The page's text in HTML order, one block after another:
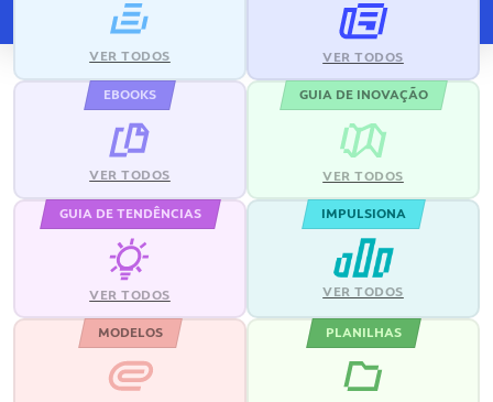
VER TODOS VER TODOS
EBOOKS
VER TODOS
GUIA DE INOVAÇÃO
VER TODOS
GUIA DE TENDÊNCIAS
VER TODOS
IMPULSIONA
VER TODOS
MODELOS PLANILHAS